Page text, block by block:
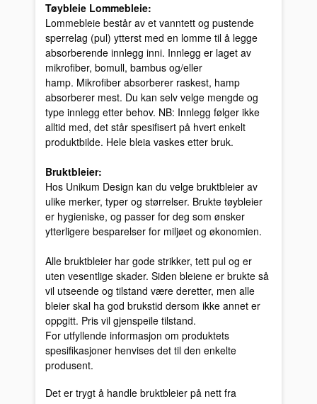
Tøybleie Lommebleie:
Lommebleie består av et vanntett og pustende
sperrelag (pul) ytterst med en lomme til å legge
absorberende innlegg inni. Innlegg er laget av
mikrofiber, bomull, bambus og/eller
hamp. Mikrofiber absorberer raskest, hamp
absorberer mest. Du kan selv velge mengde og
type innlegg etter behov. NB: Innlegg følger ikke
alltid med, det står spesifisert på hvert enkelt
produktbilde. Hele bleia vaskes etter bruk.
Bruktbleier:
Hos Unikum Design kan du velge bruktbleier av
ulike merker, typer og størrelser. Brukte tøybleier
er hygieniske, og passer for deg som ønsker
ytterligere besparelser for miljøet og økonomien.
Alle bruktbleier har gode strikker, tett pul og er
uten vesentlige skader. Siden bleiene er brukte så
vil utseende og tilstand være deretter, men alle
bleier skal ha god brukstid dersom ikke annet er
oppgitt. Pris vil gjenspeile tilstand.
For utfyllende informasjon om produktets
spesifikasjoner henvises det til den enkelte
produsent.
Det er trygt å handle bruktbleier på nett fra